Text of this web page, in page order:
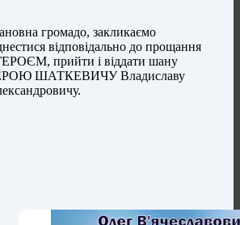
громадо, закликаємо
відповідально до прощання
прийти і віддати шану
ШАТКЕВИЧУ Владиславу